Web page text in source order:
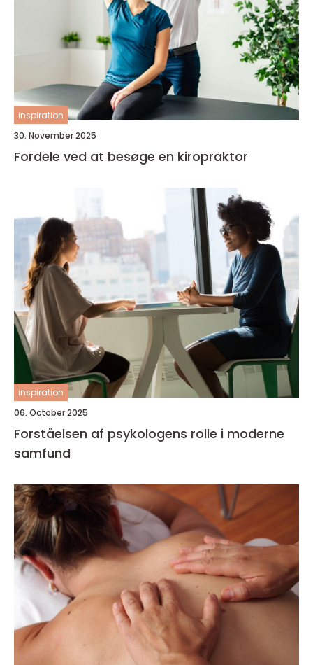
inspiration
30. November 2025
Fordele ved at besøge en kiropraktor
inspiration
06. October 2025
Forståelsen af psykologens rolle i moderne
samfund